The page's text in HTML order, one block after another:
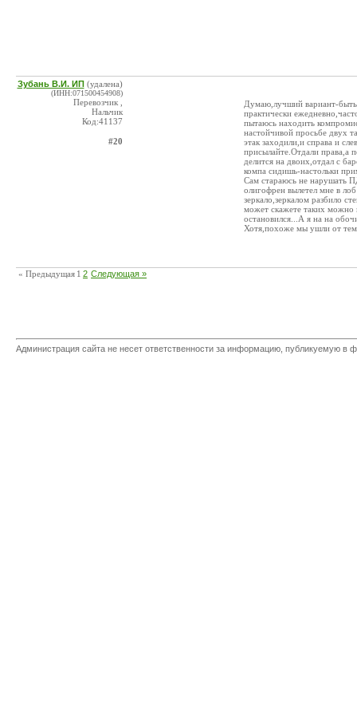
Зубань В.И. ИП (удалена)
(ИНН:071500454908)
Перевозчик ,
Нальчик
Код:41137
#20
Думаю,лучший вариант-
практически
пытаюсь находить
настойчивой просьбе двух
этак заходили,и справа и
присылайте.Отдали права,а
делится на двоих,отдал с
компа сидишь-настольки
Сам стараюсь не нарушать
олигофрен вылетел мне в
зеркало,зеркалом разбило
может скажете таких можно
остановился...А я на на
Хотя,похоже мы ушли от
« Предыдущая 1 2 Следующая »
Администрация сайта не несет ответственности за информацию, публикуемую